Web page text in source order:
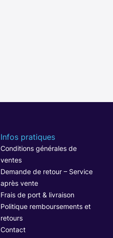
Infos pratiques
Conditions générales de
ventes
Demande de retour – Service
après vente
Frais de port & livraison
Politique remboursements et
retours
Contact